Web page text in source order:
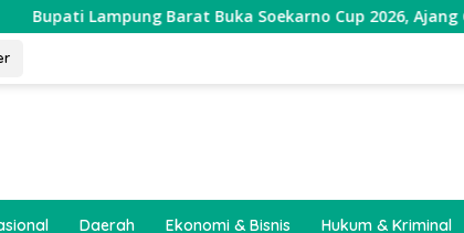
Barat Buka Soekarno Cup 2026, Ajang Cari Bibit
Daerah Ekonomi & Bisnis Hukum & Kriminal